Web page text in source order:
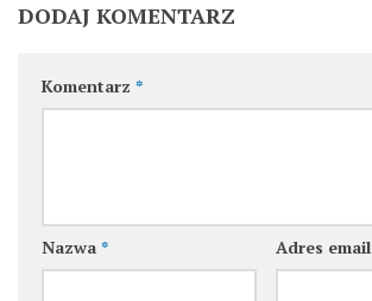
DODAJ KOMENTARZ
Komentarz *
Nazwa * Adres email